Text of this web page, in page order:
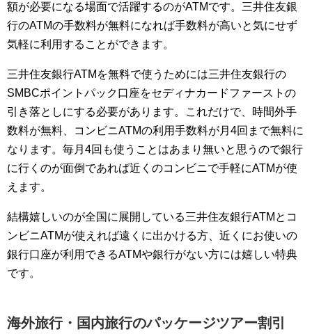
額が必要になる場面で活躍するのがATMです。三井住友銀
行のATMの手数料が無料になれば手数料が高いと気にせず
気軽に利用することができます。
三井住友銀行ATMを無料で使うためには三井住友銀行の
SMBCポイントパック口座をセディナカードファーストの
引き落としにする必要があります。これだけで、時間外手
数料が無料、コンビニATMの利用手数料が月4回まで無料に
なります。毎月4回も使うことはあまり無いと思うので銀行
に行くのが面倒であれば近くのコンビニで手軽にATMが使
えます。
結構嬉しいのが全国に展開している三井住友銀行ATMとコ
ンビニATMが使えれば遠くに出かける方、近くにお使いの
銀行口座が利用できるATMや銀行がない方には嬉しい特典
です。
海外旅行・国内旅行のパッケージツアー割引